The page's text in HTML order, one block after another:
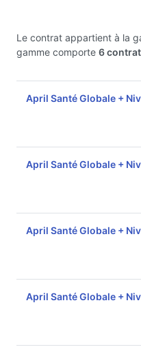
Le contrat appartient à la
gamme comporte 6
April Santé Globale +
April Santé Globale +
April Santé Globale +
April Santé Globale +